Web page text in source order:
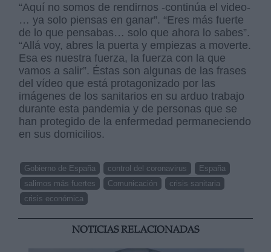
“Aquí no somos de rendirnos -continúa el video-
… ya solo piensas en ganar”. “Eres más fuerte
de lo que pensabas… solo que ahora lo sabes”.
“Allá voy, abres la puerta y empiezas a moverte.
Esa es nuestra fuerza, la fuerza con la que
vamos a salir”. Éstas son algunas de las frases
del vídeo que está protagonizado por las
imágenes de los sanitarios en su arduo trabajo
durante esta pandemia y de personas que se
han protegido de la enfermedad permaneciendo
en sus domicilios.
Gobierno de España control del coronavirus
España
salimos más fuertes
Comunicación
crisis sanitaria
crisis económica
NOTICIAS RELACIONADAS